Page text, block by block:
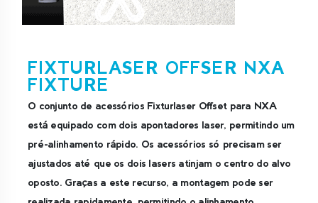
FIXTURLASER OFFSER NXA
FIXTURE
O conjunto de acessórios Fixturlaser Offset para NXA
está equipado com dois apontadores laser, permitindo um
pré-alinhamento rápido. Os acessórios só precisam ser
ajustados até que os dois lasers atinjam o centro do alvo
oposto. Graças a este recurso, a montagem pode ser